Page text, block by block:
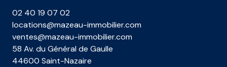
02 40 19 07 02
locations@mazeau-immobilier.com
ventes@mazeau-immobilier.com
58 Av. du Général de Gaulle
44600 Saint-Nazaire